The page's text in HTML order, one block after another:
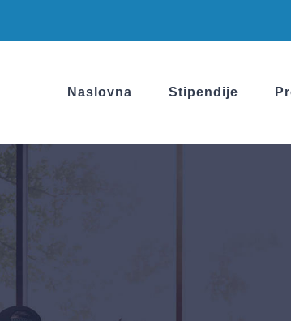
Naslovna Stipendije